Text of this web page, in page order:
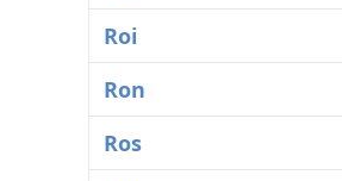
Roi
Ron
Ros